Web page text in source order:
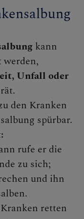
kann
werden,
Unfall oder
den Kranken
spürbar.
rufe er die
zu sich;
und ihn
retten